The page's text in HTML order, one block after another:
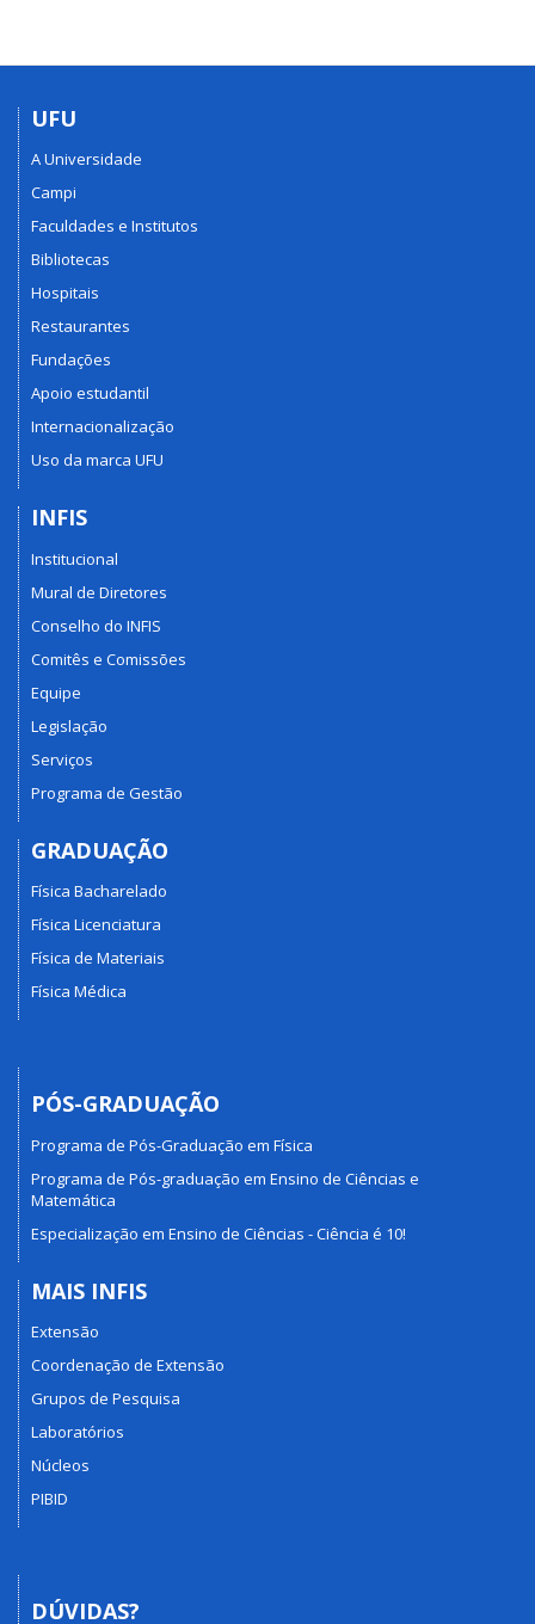
UFU
A Universidade
Campi
Faculdades e Institutos
Bibliotecas
Hospitais
Restaurantes
Fundações
Apoio estudantil
Internacionalização
Uso da marca UFU
INFIS
Institucional
Mural de Diretores
Conselho do INFIS
Comitês e Comissões
Equipe
Legislação
Serviços
Programa de Gestão
GRADUAÇÃO
Física Bacharelado
Física Licenciatura
Física de Materiais
Física Médica
PÓS-GRADUAÇÃO
Programa de Pós-Graduação em Física
Programa de Pós-graduação em Ensino de Ciências e
Matemática
Especialização em Ensino de Ciências - Ciência é 10!
MAIS INFIS
Extensão
Coordenação de Extensão
Grupos de Pesquisa
Laboratórios
Núcleos
PIBID
DÚVIDAS?